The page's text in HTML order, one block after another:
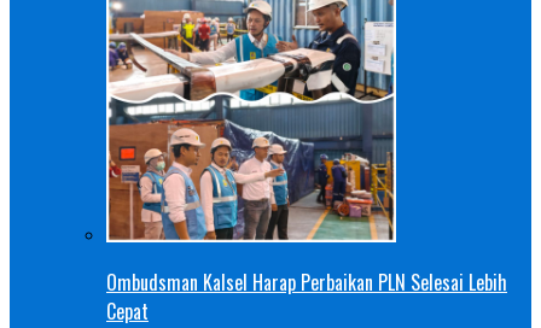
Ombudsman Kalsel Harap Perbaikan PLN Selesai Lebih
Cepat